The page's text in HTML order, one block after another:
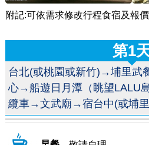
附記:可依需求修改行程食宿及報價
第1
台北(或桃園或新竹)→埔里武
心→船遊日月潭（眺望LALU
纜車→文武廟→宿台中(或埔